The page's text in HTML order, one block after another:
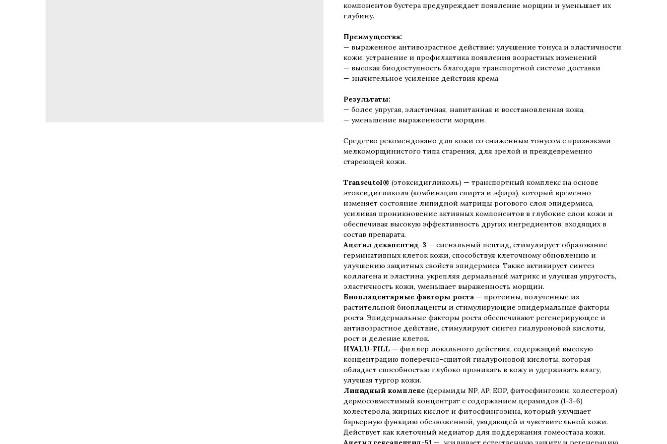
компонентов бустера предупреждает появление морщин и уменьшает их
глубину.
Преимущества:
— выраженное антивозрастное действие: улучшение тонуса и эластичности
кожи, устранение и профилактика появления возрастных изменений
— высокая биодоступность благодаря транспортной системе доставки
— значительное усиление действия крема
Результаты:
— более упругая, эластичная, напитанная и восстановленная кожа,
— уменьшение выраженности морщин.
Средство рекомендовано для кожи со сниженным тонусом с признаками
мелкоморщинистого типа старения, для зрелой и преждевременно
стареющей кожи.
Transcutol® (этоксидигликоль) — транспортный комплекс на основе
этоксидигликоля (комбинация спирта и эфира), который временно
изменяет состояние липидной матрицы рогового слоя эпидермиса,
усиливая проникновение активных компонентов в глубокие слои кожи и
обеспечивая высокую эффективность других ингредиентов, входящих в
состав препарата.
Ацетил декапептид-3 — сигнальный пептид, стимулирует образование
герминативных клеток кожи, способствуя клеточному обновлению и
улучшению защитных свойств эпидермиса. Также активирует синтез
коллагена и эластина, укрепляя дермальный матрикс и улучшая упругость,
эластичность кожи, уменьшает выраженность морщин.
Биоплацентарные факторы роста — протеины, полученные из
растительной биоплаценты и стимулирующие эпидермальные факторы
роста. Эпидермальные факторы роста обеспечивают регенерирующее и
антивозрастное действие, стимулируют синтез гиалуроновой кислоты,
рост и деление клеток.
HYALU-FILL — филлер локального действия, содержащий высокую
концентрацию поперечно-сшитой гиалуроновой кислоты, которая
обладает способностью глубоко проникать в кожу и удерживать влагу,
улучшая тургор кожи.
Липидный комплекс (церамиды NP, AP, EOP, фитосфингозин, холестерол)
дермосовместимый концентрат с содержанием церамидов (1-3-6)
холестерола, жирных кислот и фитосфингозина, который улучшает
барьерную функцию обезвоженной, увядающей и чувствительной кожи.
Действует как клеточный медиатор для поддержания гомеостаза кожи.